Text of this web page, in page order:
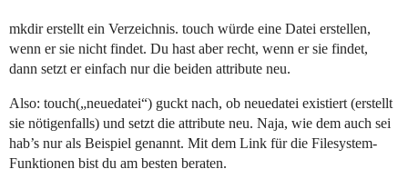
mkdir erstellt ein Verzeichnis. touch würde eine Datei erstellen,
wenn er sie nicht findet. Du hast aber recht, wenn er sie findet,
dann setzt er einfach nur die beiden attribute neu.
Also: touch(„neuedatei“) guckt nach, ob neuedatei existiert (erstellt
sie nötigenfalls) und setzt die attribute neu. Naja, wie dem auch sei
hab’s nur als Beispiel genannt. Mit dem Link für die Filesystem-
Funktionen bist du am besten beraten.